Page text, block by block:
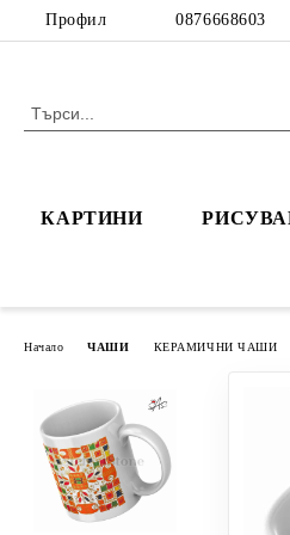
Профил 0876668603
КАРТИНИ
Начало ЧАШИ КЕРАМИЧНИ ЧАШИ